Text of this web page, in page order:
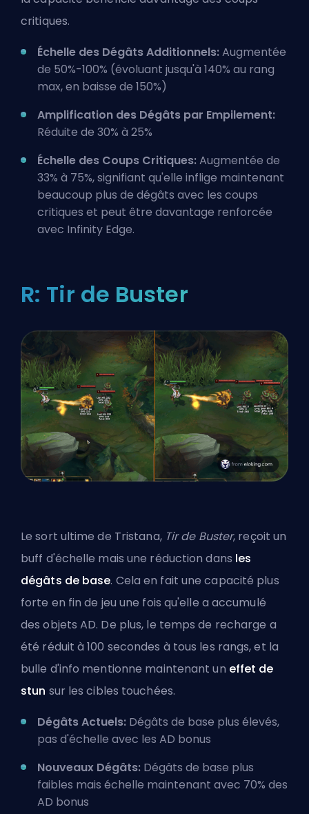
critiques.
Échelle des Dégâts Additionnels:Augmentée
de 50%-100% (évoluant jusqu'à 140% au rang
max, en baisse de 150%)
Amplification des Dégâts par Empilement:
Réduite de 30% à 25%
Échelle des Coups Critiques:Augmentée de
33% à 75%, signifiant qu'elle inflige maintenant
beaucoup plus de dégâts avec les coups
critiques et peut être davantage renforcée
avec Infinity Edge.
R: Tir de Buster
Le sort ultime de Tristana, Tir de Buster, reçoit un
buff d'échelle mais une réduction dans les
dégâts de base. Cela en fait une capacité plus
forte en fin de jeu une fois qu'elle a accumulé
des objets AD. De plus, le temps de recharge a
été réduit à 100 secondes à tous les rangs, et la
bulle d'info mentionne maintenant un effet de
stun sur les cibles touchées.
Dégâts Actuels: Dégâts de base plus élevés,
pas d'échelle avec les AD bonus
Nouveaux Dégâts: Dégâts de base plus
faibles mais échelle maintenant avec 70% des
AD bonus